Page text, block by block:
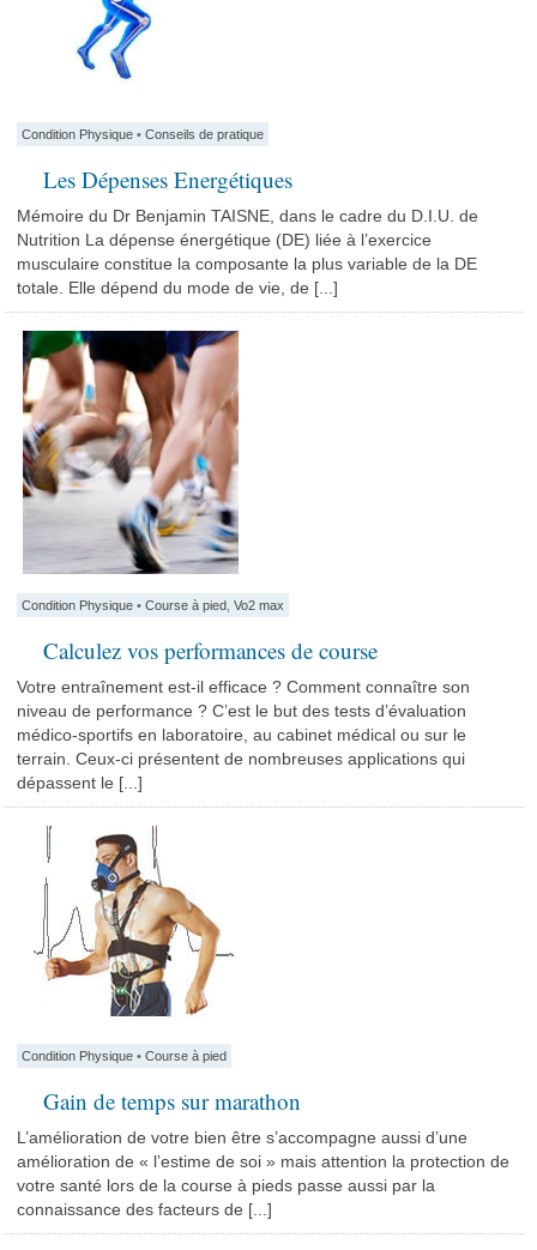
Condition Physique •Conseils de pratique
Les Dépenses Energétiques
Mémoire du Dr Benjamin TAISNE, dans le cadre du D.I.U. de
Nutrition La dépense énergétique (DE) liée à l’exercice
musculaire constitue la composante la plus variable de la DE
totale. Elle dépend du mode de vie, de [...]
Condition Physique •Course à pied ,Vo2 max
Calculez vos performances de course
Votre entraînement est-il efficace ? Comment connaître son
niveau de performance ? C’est le but des tests d’évaluation
médico-sportifs en laboratoire, au cabinet médical ou sur le
terrain. Ceux-ci présentent de nombreuses applications qui
dépassent le [...]
Condition Physique •Course à pied
Gain de temps sur marathon
L’amélioration de votre bien être s’accompagne aussi d’une
amélioration de « l’estime de soi » mais attention la protection de
votre santé lors de la course à pieds passe aussi par la
connaissance des facteurs de [...]